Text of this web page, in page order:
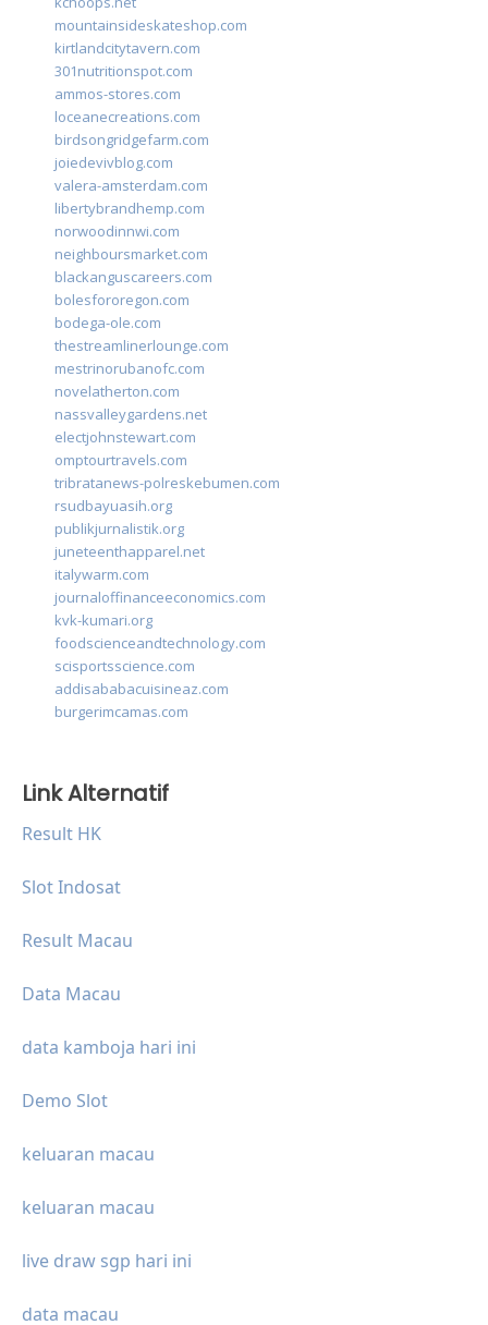
mountainsideskateshop.com
kirtlandcitytavern.com
301nutritionspot.com
ammos-stores.com
loceanecreations.com
birdsongridgefarm.com
joiedevivblog.com
valera-amsterdam.com
libertybrandhemp.com
norwoodinnwi.com
neighboursmarket.com
blackanguscareers.com
bolesfororegon.com
bodega-ole.com
thestreamlinerlounge.com
mestrinorubanofc.com
novelatherton.com
nassvalleygardens.net
electjohnstewart.com
omptourtravels.com
tribratanews-polreskebumen.com
rsudbayuasih.org
publikjurnalistik.org
juneteenthapparel.net
italywarm.com
journaloffinanceeconomics.com
kvk-kumari.org
foodscienceandtechnology.com
scisportsscience.com
addisababacuisineaz.com
burgerimcamas.com
Link Alternatif
Result HK
Slot Indosat
Result Macau
Data Macau
data kamboja hari ini
Demo Slot
keluaran macau
keluaran macau
live draw sgp hari ini
data macau